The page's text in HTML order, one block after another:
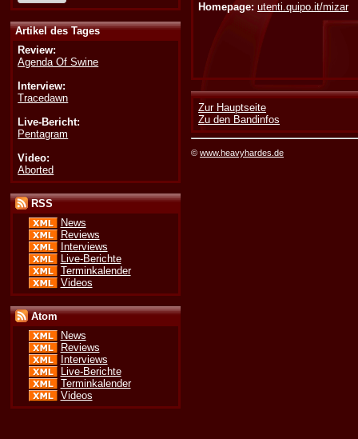
Artikel des Tages
Review:
Agenda Of Swine
Interview:
Tracedawn
Live-Bericht:
Pentagram
Video:
Aborted
RSS
News
Reviews
Interviews
Live-Berichte
Terminkalender
Videos
Atom
News
Reviews
Interviews
Live-Berichte
Terminkalender
Videos
Homepage: utenti.quipo.it/mizar
Zur Hauptseite
Zu den Bandinfos
©www.heavyhardes.de